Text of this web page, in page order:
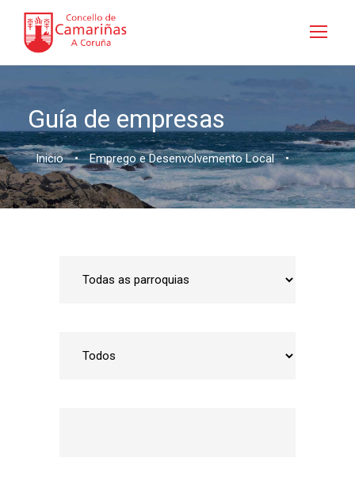
Guía de empresas
Inicio • Emprego e Desenvolvemento Local •